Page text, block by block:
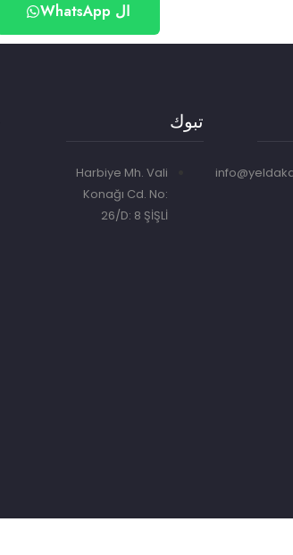
ال WhatsApp
تبوك
Harbiye Mh. Vali
Konağı Cd. No:
26/D: 8 ŞİŞLİ